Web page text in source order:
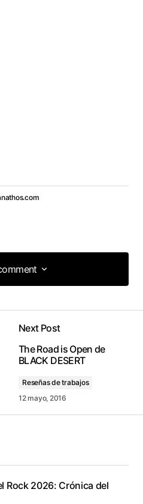
Next Post
The Road is Open de
BLACK DESERT
Reseñas de trabajos
12 mayo, 2016
Rock 2026: Crónica del